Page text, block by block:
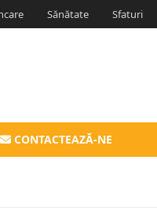
Sănătate Sfaturi
CONTACTEAZĂ-NE